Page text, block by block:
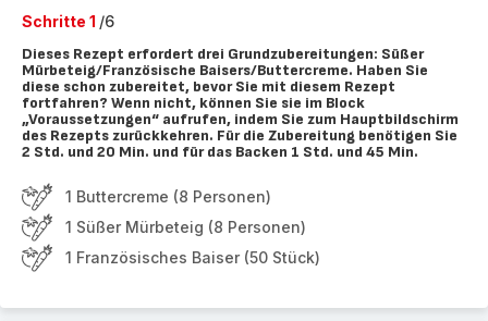
Schritte 1 /6
Dieses Rezept erfordert drei Grundzubereitungen: Süßer
Mürbeteig/Französische Baisers/Buttercreme. Haben Sie
diese schon zubereitet, bevor Sie mit diesem Rezept
fortfahren? Wenn nicht, können Sie sie im Block
„Voraussetzungen“ aufrufen, indem Sie zum Hauptbildschirm
des Rezepts zurückkehren. Für die Zubereitung benötigen Sie
2 Std. und 20 Min. und für das Backen 1 Std. und 45 Min.
1 Buttercreme (8 Personen)
1 Süßer Mürbeteig (8 Personen)
1 Französisches Baiser (50 Stück)